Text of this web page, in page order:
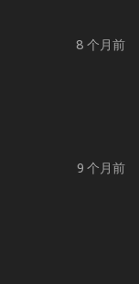
8 个月前
9 个月前